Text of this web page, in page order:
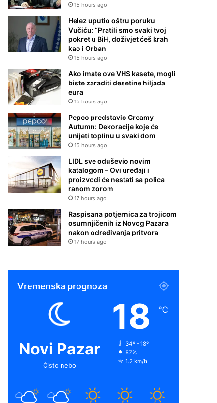
15 hours ago
Helez uputio oštru poruku
Vučiću: “Pratili smo svaki tvoj
pokret u BiH, doživjet ćeš krah
kao i Orban
15 hours ago
Ako imate ove VHS kasete, mogli
biste zaraditi desetine hiljada
eura
15 hours ago
Pepco predstavio Creamy
Autumn: Dekoracije koje će
unijeti toplinu u svaki dom
15 hours ago
LIDL sve oduševio novim
katalogom – Ovi uređaji i
proizvodi će nestati sa polica
ranom zorom
17 hours ago
Raspisana potjernica za trojicom
osumnjičenih iz Novog Pazara
nakon određivanja pritvora
17 hours ago
Vremenska prognoza
Novi Pazar
Čisto nebo
18 ℃
34º - 18º
57%
1.2 km/h